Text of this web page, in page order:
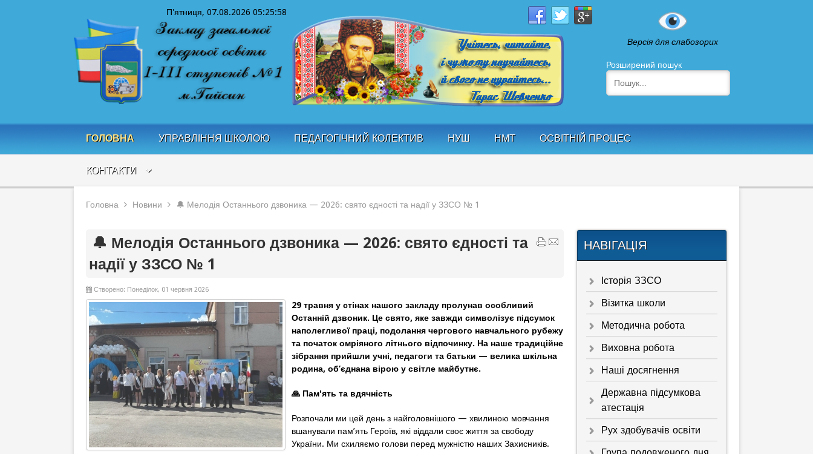
П'ятниця, 07.08.2026 05:25:58
Версія для слабозорих
Розширений пошук
ГОЛОВНА УПРАВЛІННЯ ШКОЛОЮ ПЕДАГОГІЧНИЙ КОЛЕКТИВ НУШ НМТ ОСВІТНІЙ ПРОЦЕС
КОНТАКТИ
Головна Новини 🔔 Мелодія Останнього дзвоника — 2026: свято єдності та надії у ЗЗСО № 1
🔔 Мелодія Останнього дзвоника — 2026: свято єдності та
надії у ЗЗСО № 1
Створено: Понеділок, 01 червня 2026
29 травня у стінах нашого закладу пролунав особливий
Останній дзвоник. Це свято, яке завжди символізує підсумок
наполегливої праці, подолання чергового навчального рубежу
та початок омріяного літнього відпочинку. На наше традиційне
зібрання прийшли учні, педагоги та батьки — велика шкільна
родина, об’єднана вірою у світле майбутнє.
🙏 Пам'ять та вдячність
Розпочали ми цей день з найголовнішого — хвилиною мовчання
вшанували пам’ять Героїв, які віддали своє життя за свободу
України. Ми схиляємо голови перед мужністю наших Захисників.
НАВІГАЦІЯ
Історія ЗЗСО
Візитка школи
Методична робота
Виховна робота
Наші досягнення
Державна підсумкова
атестація
Рух здобувачів освіти